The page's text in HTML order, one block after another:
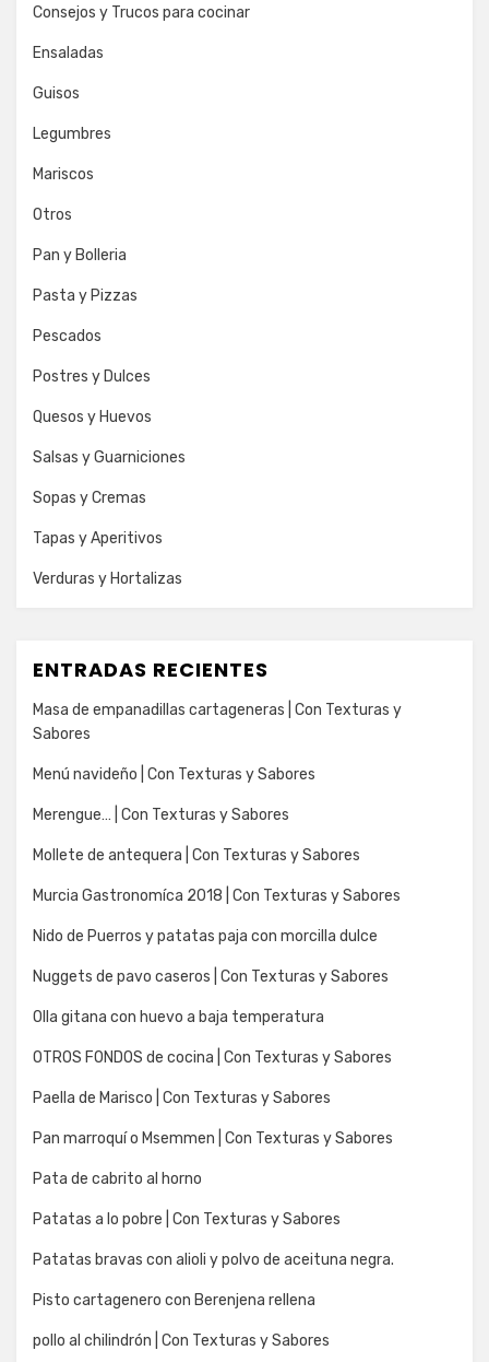
Consejos y Trucos para cocinar
Ensaladas
Guisos
Legumbres
Mariscos
Otros
Pan y Bolleria
Pasta y Pizzas
Pescados
Postres y Dulces
Quesos y Huevos
Salsas y Guarniciones
Sopas y Cremas
Tapas y Aperitivos
Verduras y Hortalizas
ENTRADAS RECIENTES
Masa de empanadillas cartageneras | Con Texturas y
Sabores
Menú navideño | Con Texturas y Sabores
Merengue… | Con Texturas y Sabores
Mollete de antequera | Con Texturas y Sabores
Murcia Gastronomíca 2018 | Con Texturas y Sabores
Nido de Puerros y patatas paja con morcilla dulce
Nuggets de pavo caseros | Con Texturas y Sabores
Olla gitana con huevo a baja temperatura
OTROS FONDOS de cocina | Con Texturas y Sabores
Paella de Marisco | Con Texturas y Sabores
Pan marroquí o Msemmen | Con Texturas y Sabores
Pata de cabrito al horno
Patatas a lo pobre | Con Texturas y Sabores
Patatas bravas con alioli y polvo de aceituna negra.
Pisto cartagenero con Berenjena rellena
pollo al chilindrón | Con Texturas y Sabores